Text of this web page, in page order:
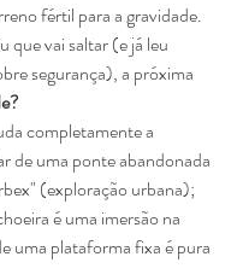
fértil para a gravidade.
que vai saltar (e já leu
segurança), a próxima
completamente a
de uma ponte abandonada
(exploração urbana);
é uma imersão na
uma plataforma fixa é pura